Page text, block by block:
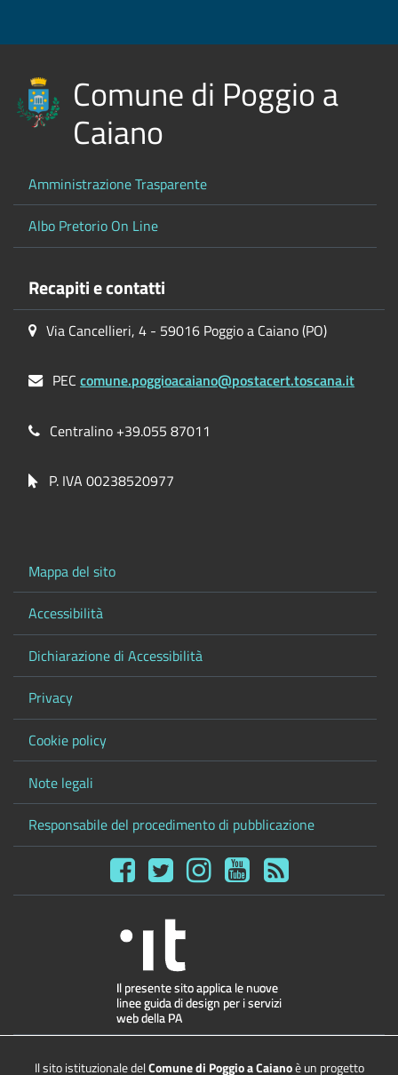
Comune di Poggio a
Caiano
Amministrazione Trasparente
Albo Pretorio On Line
Recapiti e contatti
Via Cancellieri, 4 - 59016 Poggio a Caiano (PO)
PECcomune.poggioacaiano@postacert.toscana.it
Centralino +39.055 87011
P. IVA 00238520977
Mappa del sito
Accessibilità
Dichiarazione di Accessibilità
Privacy
Cookie policy
Note legali
Responsabile del procedimento di pubblicazione
Il sito istituzionale delComune di Poggio a Caianoè un progetto